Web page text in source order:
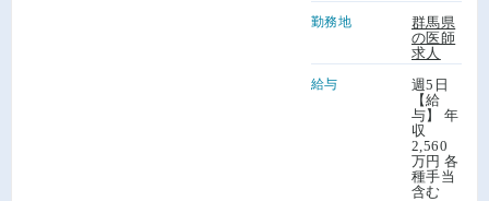
勤務地
群馬県
の医師
求人
給与
週5日
【給
与】 年
収
2,560
万円 各
種手当
含む